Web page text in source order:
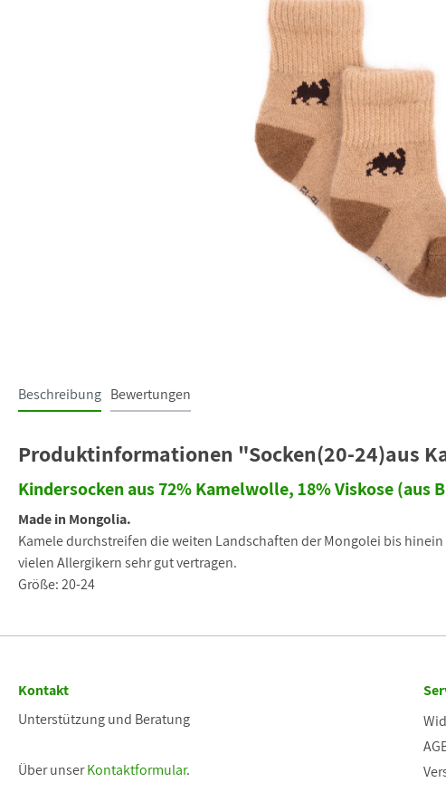
Beschreibung Bewertungen
Produktinformationen "Socken(20-24)aus
Kindersocken aus 72% Kamelwolle, 18% Viskose (aus
Made in Mongolia.
Kamele durchstreifen die weiten Landschaften der Mongolei bis
vielen Allergikern sehr gut vertragen.
Größe: 20-24
Kontakt
Unterstützung und Beratung
Über unserKontaktformular.